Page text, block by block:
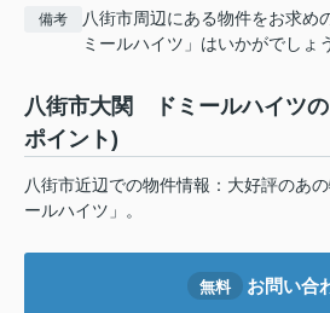
備考
八街市周辺にある物件をお求
ミールハイツ」はいかがでしょ
八街市大関 ドミールハイツ
ポイント)
八街市近辺での物件情報：大好評のあ
ールハイツ」。
無料 お問い合